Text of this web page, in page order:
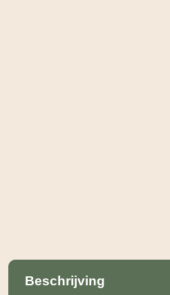
Beschrijving